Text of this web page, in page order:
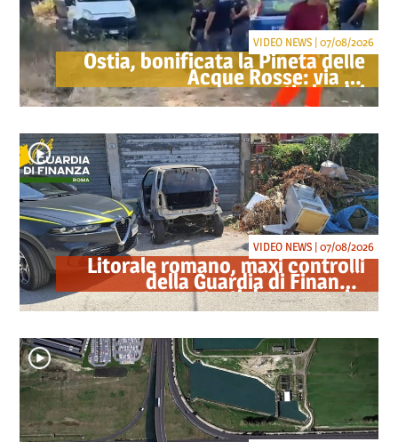
Ostia, bonificata la Pineta delle
Acque Rosse: via gli
accampamenti abusivi
VIDEO NEWS | 07/08/2026
Litorale romano, maxi controlli
della Guardia di Finanza:
sequestrati droga, armi e
ricambi di auto rubate
VIDEO NEWS | 07/08/2026